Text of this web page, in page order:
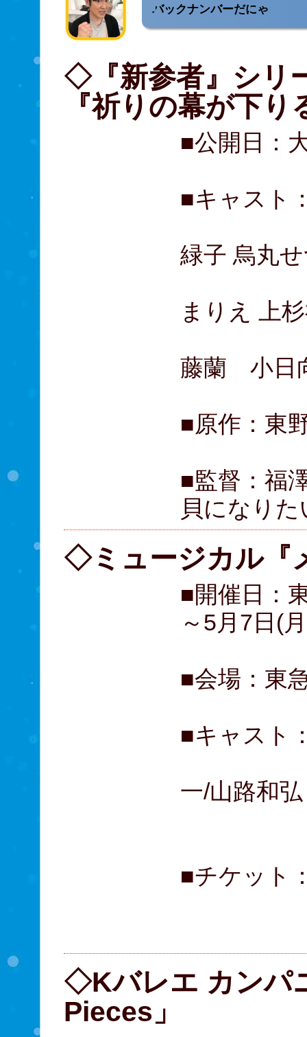
バックナンバーだにゃ
◇『新参者』シリ
『祈りの幕が下り
■公開日：
■キャスト
緑子 烏丸
まりえ 上
藤蘭 小日
■原作：東
■監督：福
貝になりた
◇ミュージカル『
■開催日：
～5月7日(
■会場：東
■キャスト
一/山路和弘
■チケット
◇Kバレエ カンパ
Pieces」